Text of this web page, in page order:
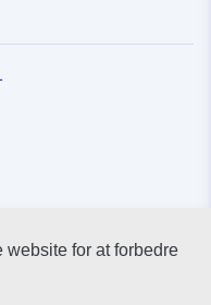
website for at forbedre